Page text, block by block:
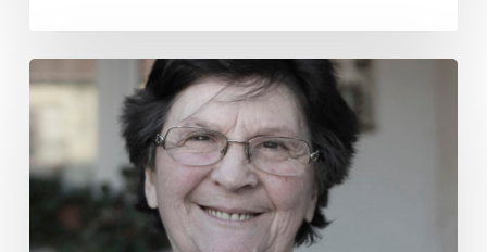
Valentina
Gutiérrez
de
Concha